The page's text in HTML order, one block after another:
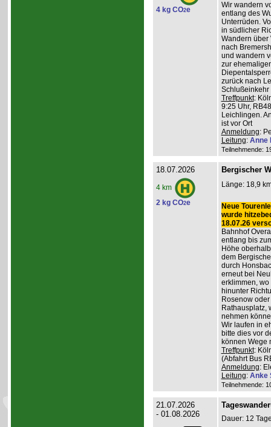
4 kg CO2e
Wir wandern
entlang des
Unterrüden.
in südlicher
Wandern über
nach
und wandern
zur
zurück nach
Schlußeinkehr
Treffpunkt:
9:25 Uhr,
Leichlingen.
ist vor Ort
Anmeldung:
Leitung: Anne
Teilnehmende:
18.07.2026
4 km
2 kg CO2e
Bergischer
Länge: 18,9
Neue
wurde
18.07.26
Bahnhof
entlang bis
Höhe
dem
durch
erneut bei
erklimmen,
hinunter
Rosenow
Rathausplatz,
nehmen
Wir laufen in
bitte dies vor
können Wege
Treffpunkt:
(Abfahrt Bus
Anmeldung:
Leitung: Anke
Teilnehmende:
21.07.2026
- 01.08.2026
Dauer: 12